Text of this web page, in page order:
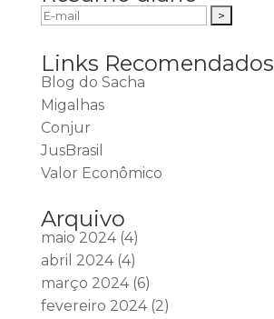
Links Recomendados
Blog do Sacha
Migalhas
Conjur
JusBrasil
Valor Econômico
Arquivo
maio 2024(4)
abril 2024(4)
março 2024(6)
fevereiro 2024(2)